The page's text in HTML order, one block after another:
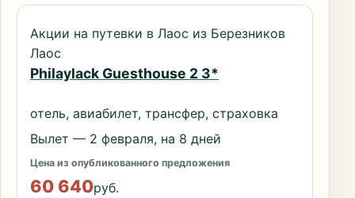
Акции на путевки в Лаос из Березников
Лаос
Philaylack Guesthouse 2 3*
отель, авиабилет, трансфер, страховка
Вылет — 2 февраля, на 8 дней
Цена из опубликованного предложения
60 640руб.